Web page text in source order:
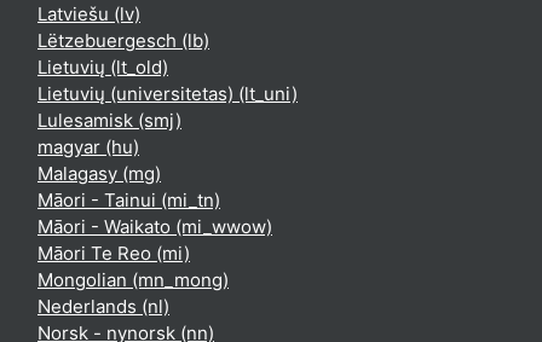
Latviešu ‎(lv)‎
Lëtzebuergesch ‎(lb)‎
Lietuvių ‎(lt_old)‎
Lietuvių (universitetas) ‎(lt_uni)‎
Lulesamisk ‎(smj)‎
magyar ‎(hu)‎
Malagasy ‎(mg)‎
Māori - Tainui ‎(mi_tn)‎
Māori - Waikato ‎(mi_wwow)‎
Māori Te Reo ‎(mi)‎
Mongolian ‎(mn_mong)‎
Nederlands ‎(nl)‎
Norsk - nynorsk ‎(nn)‎